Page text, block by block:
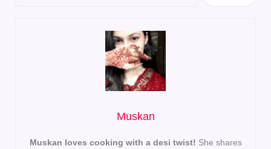
Muskan
Muskan loves cooking with a desi twist! She shares